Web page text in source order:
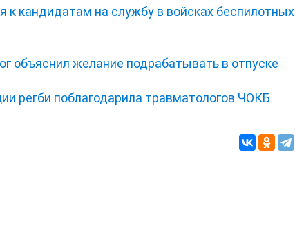
к кандидатам на службу в войсках беспилотных
объяснил желание подрабатывать в отпуске
регби поблагодарила травматологов ЧОКБ